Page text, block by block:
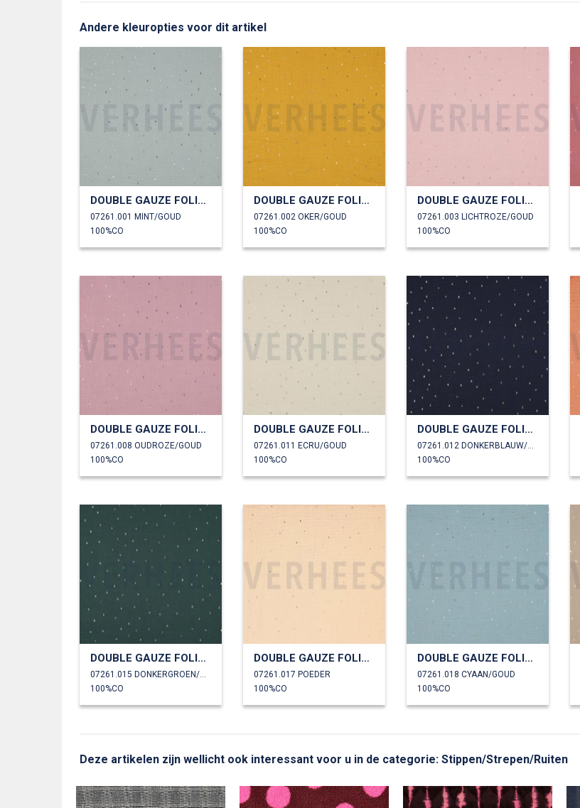
Andere kleuropties voor dit artikel
DOUBLE GAUZE FOLIE STREPEN
07261.001 MINT/GOUD
100%CO
DOUBLE GAUZE FOLIE STREPEN
07261.002 OKER/GOUD
100%CO
DOUBLE GAUZE FOLIE STREPEN
07261.003 LICHTROZE/GOUD
100%CO
DOUBLE GAUZE FOLIE STREPEN
07261.008 OUDROZE/GOUD
100%CO
DOUBLE GAUZE FOLIE STREPEN
07261.011 ECRU/GOUD
100%CO
DOUBLE GAUZE FOLIE STREPEN
100%CO
DOUBLE GAUZE FOLIE STREPEN
100%CO
DOUBLE GAUZE FOLIE STREPEN
07261.017 POEDER
100%CO
DOUBLE GAUZE FOLIE STREPEN
07261.018 CYAAN/GOUD
100%CO
Deze artikelen zijn wellicht ook interessant voor u in de categorie: Stippen/Strepen/Ruiten